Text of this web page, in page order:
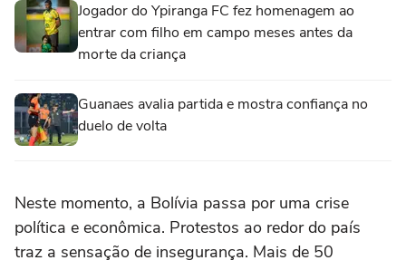
Jogador do Ypiranga FC fez homenagem ao
entrar com filho em campo meses antes da
morte da criança
Guanaes avalia partida e mostra confiança no
duelo de volta
Neste momento, a Bolívia passa por uma crise
política e econômica. Protestos ao redor do país
traz a sensação de insegurança. Mais de 50